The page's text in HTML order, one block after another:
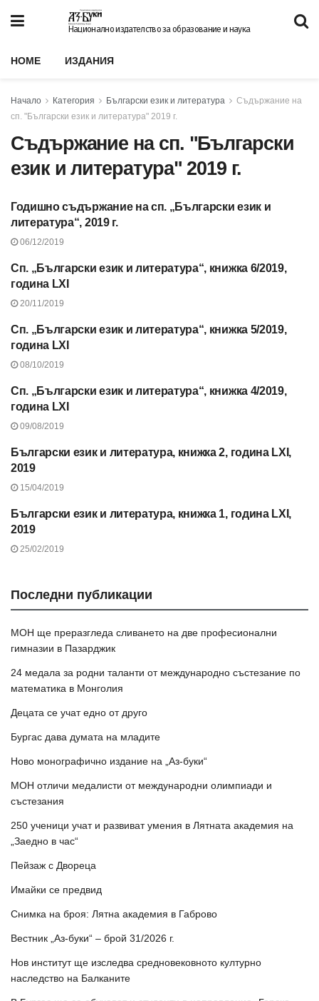
Национално издателство за образование и наука
HOME ИЗДАНИЯ
Начало Категория Български език и литература
Съдържание на
сп. "Български език и литература" 2019 г.
Съдържание на сп. "Български
език и литература" 2019 г.
СЪДЪРЖАНИЕ НА СП.
"БЪЛГАРСКИ ЕЗИК И
ЛИТЕРАТУРА" 2019 Г.
Годишно съдържание на сп. „Български език и
литература“, 2019 г.
06/12/2019
СЪДЪРЖАНИЕ НА СП.
"БЪЛГАРСКИ ЕЗИК И
ЛИТЕРАТУРА" 2019 Г.
Сп. „Български език и литература“, книжка 6/2019,
година LXI
20/11/2019
СЪДЪРЖАНИЕ НА СП.
"БЪЛГАРСКИ ЕЗИК И
ЛИТЕРАТУРА" 2019 Г.
Сп. „Български език и литература“, книжка 5/2019,
година LXI
08/10/2019
СЪДЪРЖАНИЕ НА СП.
"БЪЛГАРСКИ ЕЗИК И
ЛИТЕРАТУРА" 2019 Г.
Сп. „Български език и литература“, книжка 4/2019,
година LXI
09/08/2019
СЪДЪРЖАНИЕ НА СП.
"БЪЛГАРСКИ ЕЗИК И
ЛИТЕРАТУРА" 2019 Г.
Български език и литература, книжка 2, година LXI,
2019
15/04/2019
СЪДЪРЖАНИЕ НА СП.
"БЪЛГАРСКИ ЕЗИК И
ЛИТЕРАТУРА" 2019 Г.
Български език и литература, книжка 1, година LXI,
2019
25/02/2019
Последни публикации
МОН ще преразгледа сливането на две професионални
гимназии в Пазарджик
24 медала за родни таланти от международно състезание по
математика в Монголия
Децата се учат едно от друго
Бургас дава думата на младите
Ново монографично издание на „Аз-буки“
МОН отличи медалисти от международни олимпиади и
състезания
250 ученици учат и развиват умения в Лятната академия на
„Заедно в час“
Пейзаж с Двореца
Имайки се предвид
Снимка на броя: Лятна академия в Габрово
Вестник „Аз-буки“ – брой 31/2026 г.
Нов институт ще изследва средновековното културно
наследство на Балканите